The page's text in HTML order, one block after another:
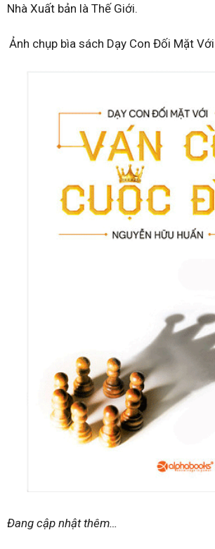
Nhà Xuất bản là Thế Giới.
Ảnh chụp bìa sách Dạy Con Đối Mặt
Đang cập nhật thêm…